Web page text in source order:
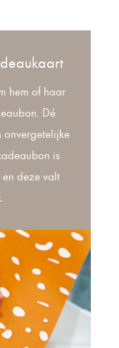
hem of haar
Dé
onvergetelijke
is
deze valt